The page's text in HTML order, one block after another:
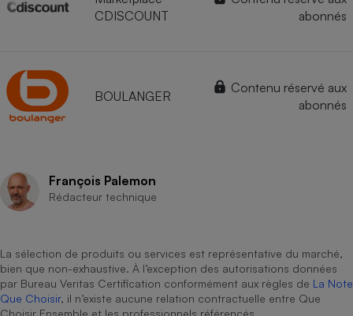
CDISCOUNT
abonnés
BOULANGER
Contenu réservé aux
abonnés
François Palemon
Rédacteur technique
La sélection de produits ou services est représentative du marché,
bien que non-exhaustive. À l’exception des autorisations données
par Bureau Veritas Certification conformément aux règles de La Note
Que Choisir, il n’existe aucune relation contractuelle entre Que
Choisir Ensemble et les professionnels référencés.